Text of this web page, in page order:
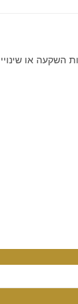
השקעה או